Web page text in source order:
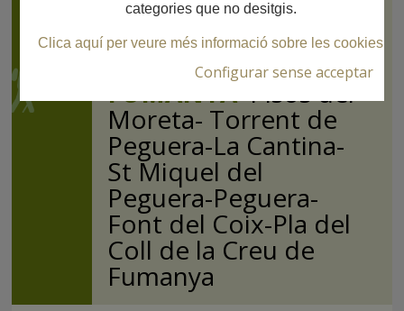
03 PLA CREU DE
FUMANYA-Pisos del
Moreta- Torrent de
Peguera-La Cantina-
St Miquel del
Peguera-Peguera-
Font del Coix-Pla del
Coll de la Creu de
Fumanya
categories que no desitgis.
Clica aquí per veure més informació sobre les cookies
Configurar sense acceptar